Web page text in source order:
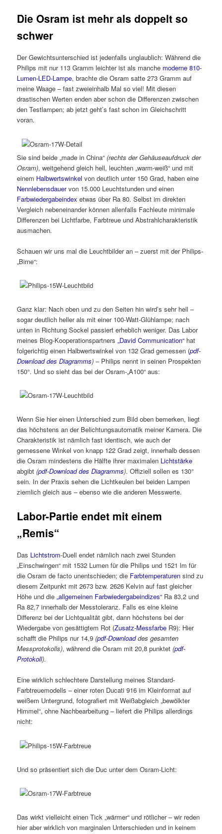
Die Osram ist mehr als doppelt so
schwer
Der Gewichtsunterschied ist jedenfalls unglaublich: Während die
Philips mit nur 113 Gramm leichter ist als manche moderne 810-
Lumen-LED-Lampe, brachte die Osram satte 273 Gramm auf
meine Waage – fast zweieinhalb Mal so viel! Mit diesen
drastischen Werten enden aber schon die Differenzen zwischen
den Testlampen; ab jetzt geht’s fast schon im Gleichschritt
voran.
Sie sind beide „made in China“(rechts der Gehäuseaufdruck der
Osram), weitgehend gleich hell, leuchten „warm-weiß“ und mit
einem Halbwertswinkel von deutlich unter 150 Grad, haben eine
Nennlebensdauervon 15.000 Leuchtstunden und einen
Farbwiedergabeindex etwas über Ra 80. Selbst im direkten
Vergleich nebeneinander können allenfalls Fachleute minimale
Differenzen bei Lichtfarbe, Farbtreue und Abstrahlcharakteristik
ausmachen.
Schauen wir uns mal die Leuchtbilder an – zuerst mit der Philips-
„Birne“:
Ganz klar: Nach oben und zu den Seiten hin wird’s sehr hell –
sogar deutlich heller als mit einer 100-Watt-Glühlampe; nach
unten in Richtung Sockel passiert erheblich weniger. Das Labor
meines Blog-Kooperationspartners„David Communication“ hat
folgerichtig einen Halbwertswinkel von 132 Grad gemessen (pdf-
Download des Diagramms) – Philips nennt in seinen Prospekten
150°. Und so sieht das bei der Osram-„A100“ aus:
Wenn Sie hier einen Unterschied zum Bild oben bemerken, liegt
das höchstens an der Belichtungsautomatik meiner Kamera. Die
Charakteristik ist nämlich fast identisch, wie auch der
gemessene Winkel von knapp 122 Grad zeigt, innerhalb dessen
die Osram mindestens die Hälfte ihrer maximalen Lichtstärke
abgibt(pdf-Download des Diagramms). Offiziell sollen es 130°
sein. In der Praxis sehen die Lichtkeulen bei beiden Lampen
ziemlich gleich aus – ebenso wie die anderen Messwerte.
Labor-Partie endet mit einem
„Remis“
Das Lichtstrom-Duell endet nämlich nach zwei Stunden
„Einschwingen“ mit 1532 Lumen für die Philips und 1521 lm für
die Osram de facto unentschieden; die Farbtemperaturen sind zu
diesem Zeitpunkt mit 2673 bzw. 2626 Kelvin auf fast gleicher
Höhe und die„allgemeinen Farbwiedergabeindizes“ Ra 83,2 und
Ra 82,7 innerhalb der Messtoleranz. Falls es eine kleine
Differenz bei der Lichtqualität gibt, dann höchstens bei der
Wiedergabe von gesättigtem Rot (Zusatz-Messfarbe R9): Hier
schafft die Philips nur 14,9(pdf-Downloaddes gesamten
Messprotokolls), während die Osram mit 20,8 punktet(pdf-
Protokoll).
Eine wirklich schlechtere Darstellung meines Standard-
Farbtreuemodells – einer roten Ducati 916 im Kleinformat auf
weißem Untergrund, fotografiert mit Weißabgleich „bewölkter
Himmel“, ohne Nachbearbeitung – liefert die Philips allerdings
nicht:
Und so präsentiert sich die Duc unter dem Osram-Licht:
Das wirkt vielleicht einen Tick „wärmer“ und rötlicher – wir reden
hier aber wirklich von marginalen Unterschieden und in keinem